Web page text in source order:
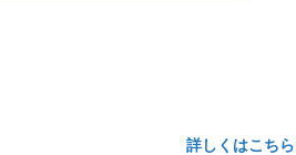
詳しくはこちら